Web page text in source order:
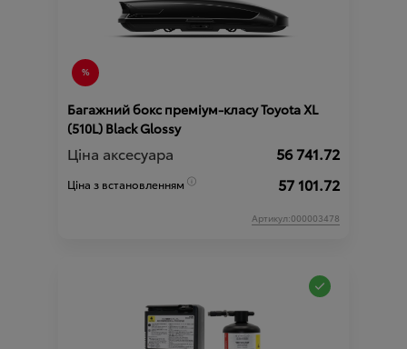
Багажний бокс преміум-класу Toyota XL
(510L) Black Glossy
Ціна аксесуара 56 741.72
Ціна з встановленням 57 101.72
Артикул:000003478